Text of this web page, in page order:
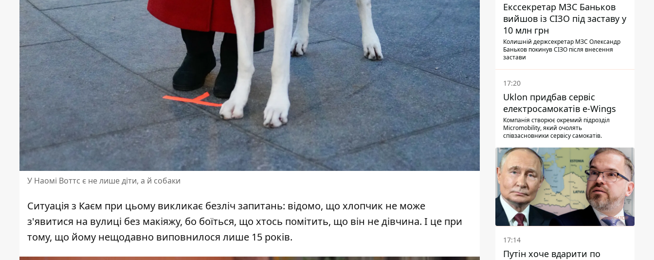
У Наомі Воттс є не лише діти, а й собаки
Ситуація з Каєм при цьому викликає безліч запитань: відомо, що хлопчик не може
з'явитися на вулиці без макіяжу, бо боїться, що хтось помітить, що він не дівчина. І це при
тому, що йому нещодавно виповнилося лише 15 років.
Екссекретар МЗС Баньков
вийшов із СІЗО під заставу у
10 млн грн
Колишній держсекретар МЗС Олександр
Баньков покинув СІЗО після внесення
застави
17:20
Uklon придбав сервіс
електросамокатів e-Wings
Компанія створює окремий підрозділ
Micromobility, який очолять
співзасновники сервісу самокатів.
17:14
Путін хоче вдарити по